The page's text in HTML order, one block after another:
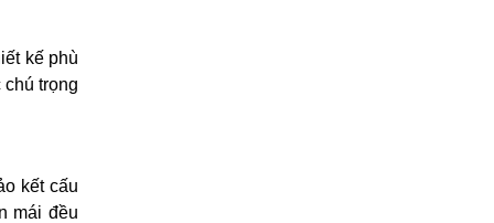
kế phù
trọng
kết cấu
mái đều